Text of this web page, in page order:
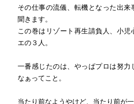
その仕事の流儀、転機となった出来
聞きます。
この巻はリゾート再生請負人、小児
エの３人。
一番感じたのは、やっぱプロは努力
なぁってこと。
当たり前なようやけど、当たり前が一